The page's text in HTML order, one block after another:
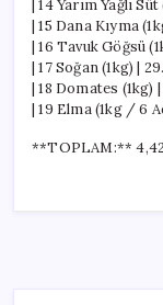
| 14 Yarım Yağlı
| 15 Dana Kıyma
| 16 Tavuk Göğsü
| 17 Soğan (1kg) |
| 18 Domates (1kg)
| 19 Elma (1kg / 6
**TOPLAM:**